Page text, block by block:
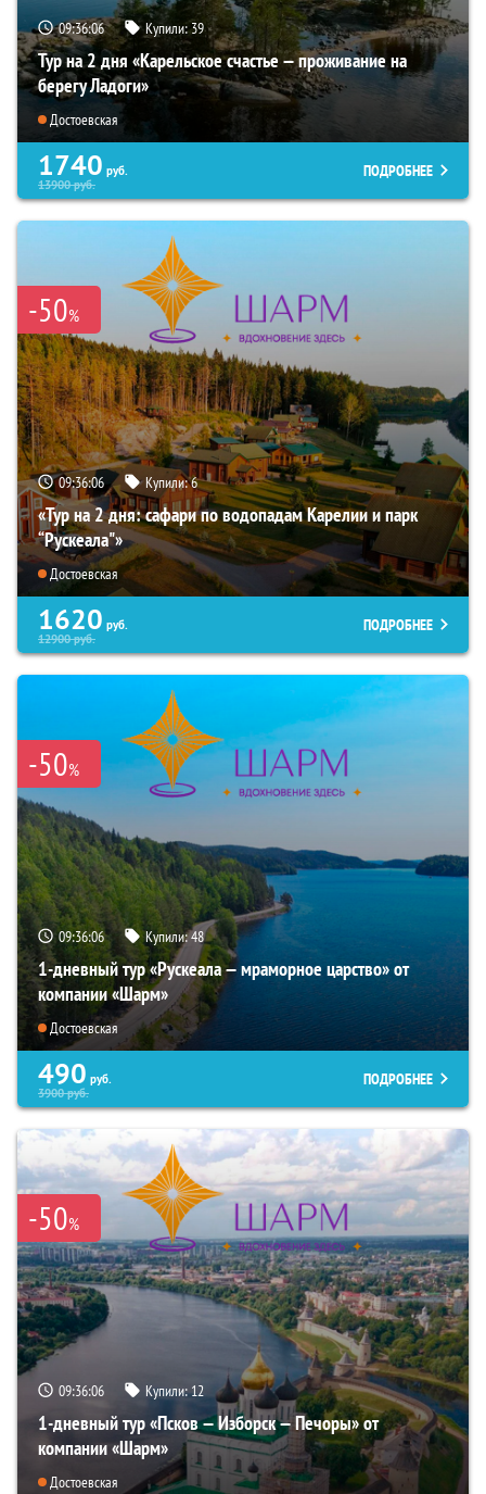
09:36:04 Купили:39
Тур на 2 дня «Карельское счастье — проживание на
берегу Ладоги»
Достоевская
1740 руб.
13900руб.
ПОДРОБНЕЕ
-50%
09:36:04 Купили:6
«Тур на 2 дня: сафари по водопадам Карелии и парк
“Рускеала"»
Достоевская
1620 руб.
12900руб.
ПОДРОБНЕЕ
-50%
09:36:04 Купили:48
1-дневный тур «Рускеала — мраморное царство» от
компании «Шарм»
Достоевская
490 руб.
3900руб.
ПОДРОБНЕЕ
-50%
09:36:04 Купили:12
1-дневный тур «Псков — Изборск — Печоры» от
компании «Шарм»
Достоевская